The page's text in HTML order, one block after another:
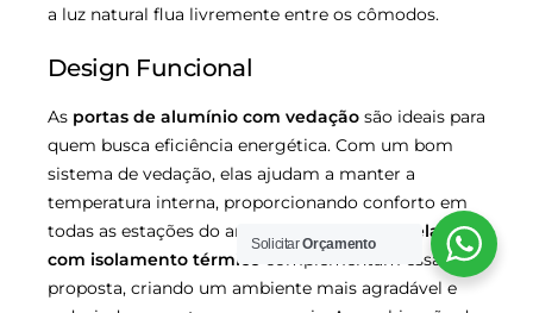
a luz natural flua livremente entre os cômodos.
Design Funcional
As portas de alumínio com vedação são ideais para
quem busca eficiência energética. Com um bom
sistema de vedação, elas ajudam a manter a
temperatura interna, proporcionando conforto em
todas as estações do ano. Além disso, as
janelas
com isolamento térmico complementam essa
proposta, criando um ambiente mais agradável e
SolicitarOrçamento